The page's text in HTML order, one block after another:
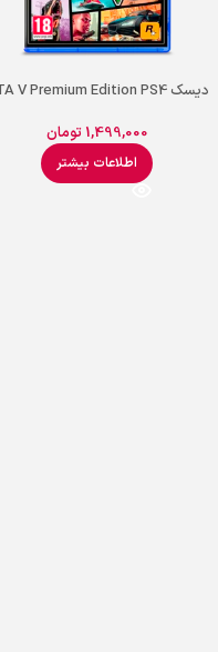
دیسک GTA V Premium Edition PS4
1,499,000 تومان
اطلاعات بیشتر